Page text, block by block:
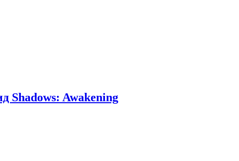
Shadows: Awakening